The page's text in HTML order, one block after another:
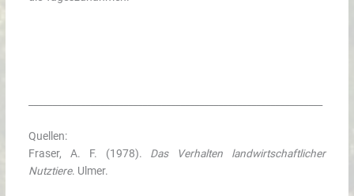
Quellen:
Fraser, A. F. (1978). Das Verhalten landwirtschaftlicher
Nutztiere. Ulmer.